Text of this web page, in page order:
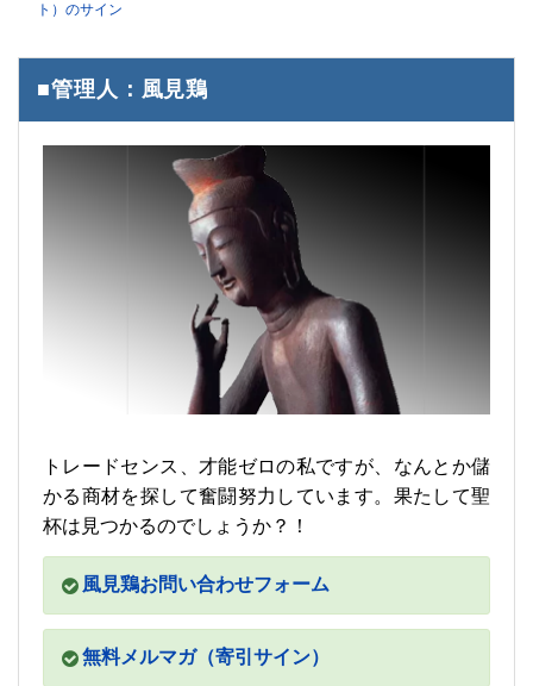
ト）のサイン
■管理人：風見鶏
トレードセンス、才能ゼロの私ですが、なんとか儲
かる商材を探して奮闘努力しています。果たして聖
杯は見つかるのでしょうか？！
風見鶏お問い合わせフォーム
無料メルマガ（寄引サイン）